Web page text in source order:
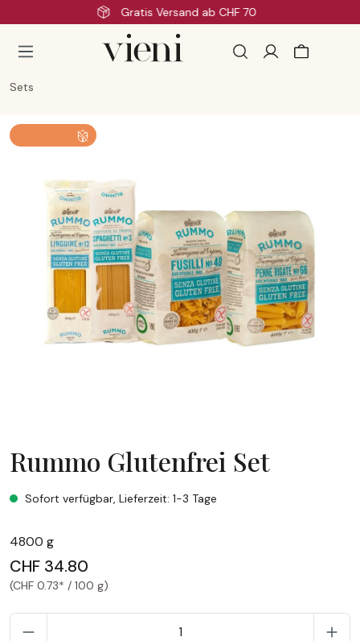
Zum Hauptinhalt springenSchnelle Lieferung
Sets
Bildergalerie überspringen
Rummo Glutenfrei Set
Rummo Glutenfrei Set
Sofort verfügbar, Lieferzeit: 1-3 Tage
4800 g
CHF 34.80
(CHF 0.73* / 100 g)